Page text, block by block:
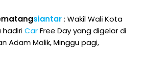
siantar: Wakil Wali Kota
hadiriCarFree Day yang digelar di
Adam Malik, Minggu pagi,